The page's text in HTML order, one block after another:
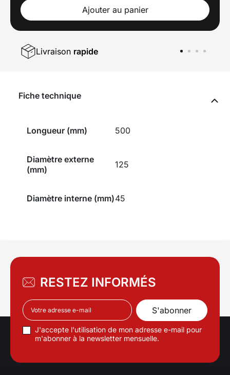
Ajouter au panier
Livraison rapide
Fiche technique
Longueur (mm) 500
Diamètre externe
(mm)
125
Diamètre interne (mm)45
RESTEZ INFORMÉS
J'accepte l'utilisation de mon adresse e-mail pour
m'abonner à la newsletter mensuelle.